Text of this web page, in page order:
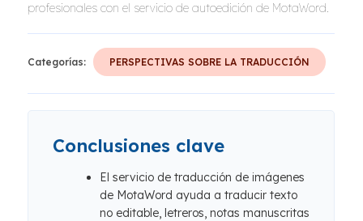
profesionales con el servicio de autoedición de MotaWord.
Categorías: PERSPECTIVAS SOBRE LA TRADUCCIÓN
Conclusiones clave
El servicio de traducción de imágenes
de MotaWord ayuda a traducir texto
no editable, letreros, notas manuscritas